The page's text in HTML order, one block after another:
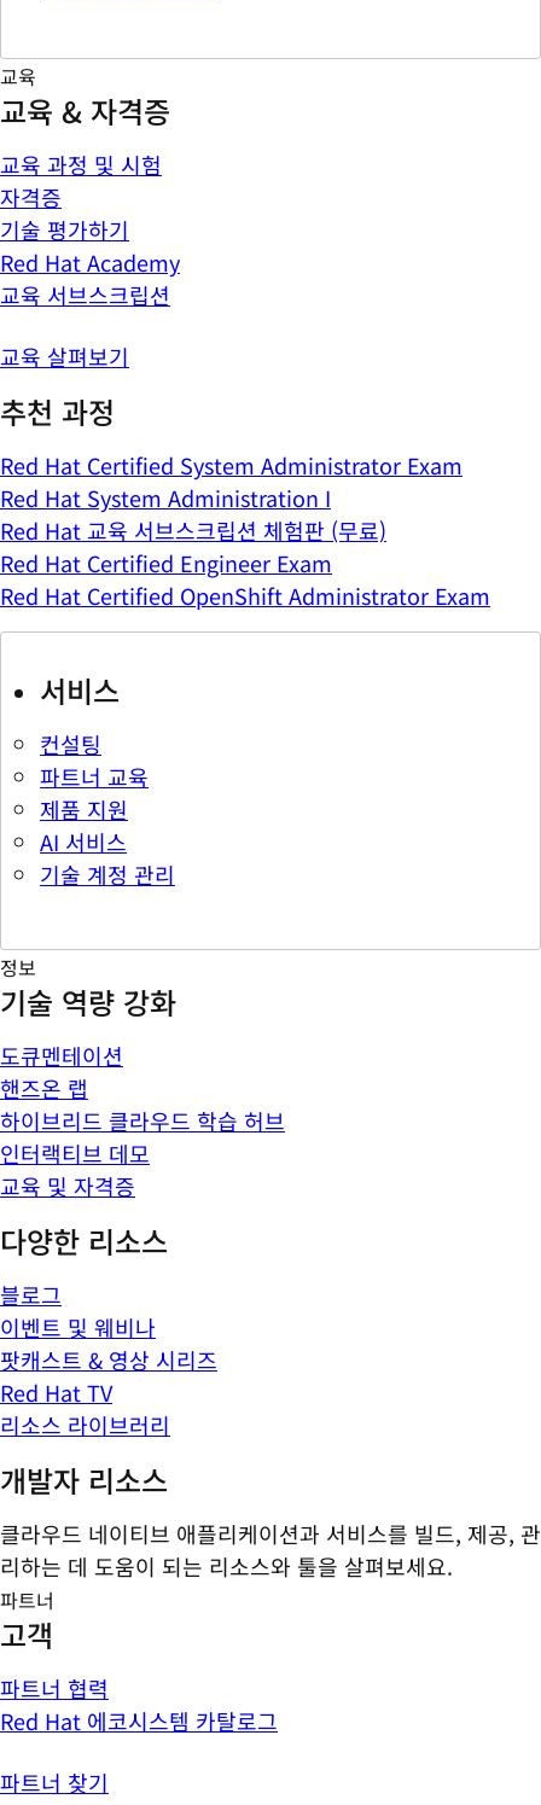
교육
교육 & 자격증
교육 과정 및 시험
자격증
기술 평가하기
Red Hat Academy
교육 서브스크립션
교육 살펴보기
추천 과정
Red Hat Certified System Administrator Exam
Red Hat System Administration I
Red Hat 교육 서브스크립션 체험판 (무료)
Red Hat Certified Engineer Exam
Red Hat Certified OpenShift Administrator Exam
서비스
컨설팅
파트너 교육
제품 지원
AI 서비스
기술 계정 관리
정보
기술 역량 강화
도큐멘테이션
핸즈온 랩
하이브리드 클라우드 학습 허브
인터랙티브 데모
교육 및 자격증
다양한 리소스
블로그
이벤트 및 웨비나
팟캐스트 & 영상 시리즈
Red Hat TV
리소스 라이브러리
개발자 리소스
클라우드 네이티브 애플리케이션과 서비스를 빌드, 제공, 관
리하는 데 도움이 되는 리소스와 툴을 살펴보세요.
파트너
고객
파트너 협력
Red Hat 에코시스템 카탈로그
파트너 찾기